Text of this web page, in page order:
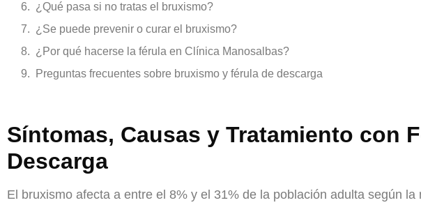
¿Qué pasa si no tratas el bruxismo?
¿Se puede prevenir o curar el bruxismo?
¿Por qué hacerse la férula en Clínica Manosalbas?
Preguntas frecuentes sobre bruxismo y férula de descarga
Síntomas, Causas y Tratamiento con
Descarga
El bruxismo afecta a entre el 8% y el 31% de la población adulta según la